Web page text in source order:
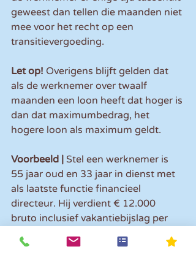
geweest dan tellen die maanden niet
mee voor het recht op een
transitievergoeding.
Let op! Overigens blijft gelden dat
als de werknemer over twaalf
maanden een loon heeft dat hoger is
dan dat maximumbedrag, het
hogere loon als maximum geldt.
Voorbeeld | Stel een werknemer is
55 jaar oud en 33 jaar in dienst met
als laatste functie financieel
directeur. Hij verdient € 12.000
bruto inclusief vakantiebijslag per
maand. Stel dat hij in 2022 wordt
ontslagen. Hoe hoog is dan zijn